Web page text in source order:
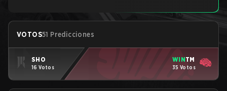
VOTOS51 Predicciones
SHO
16 Votos
WINTM
35 Votos